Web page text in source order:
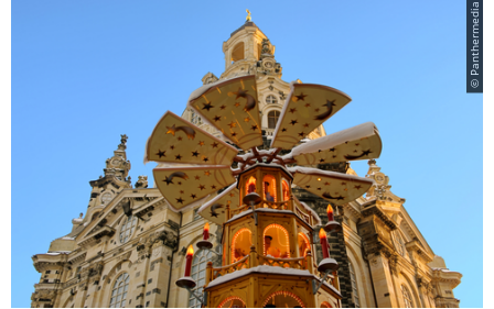
© Panthermedia